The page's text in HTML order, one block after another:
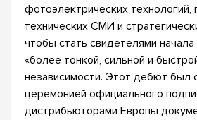
фотоэлектрических технологий,
технических СМИ и
чтобы стать свидетелями начала
«более тонкой, сильной и
независимости. Этот дебют был
церемонией официального
дистрибьюторами Европы